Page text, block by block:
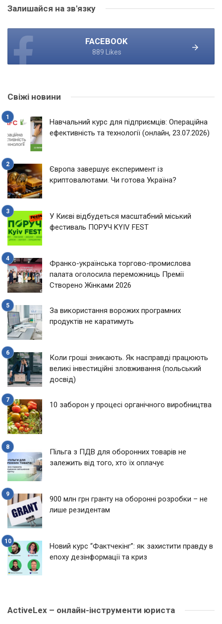
Залишайся на зв'язку
FACEBOOK
889 Likes
Свіжі новини
Навчальний курс для підприємців: Операційна
ефективність та технології (онлайн, 23.07.2026)
Європа завершує експеримент із
криптовалютами. Чи готова Україна?
У Києві відбудеться масштабний міський
фестиваль ПОРУЧ KYIV FEST
Франко-українська торгово-промислова
палата оголосила переможниць Премії
Створено Жінками 2026
За використання ворожих програмних
продуктів не каратимуть
Коли гроші зникають. Як насправді працюють
великі інвестиційні зловживання (польський
досвід)
10 заборон у процесі органічного виробництва
Пільга з ПДВ для оборонних товарів не
залежить від того, хто їх оплачує
900 млн грн гранту на оборонні розробки – не
лише резидентам
Новий курс “Фактчекінг”: як захистити правду в
епоху дезінформації та криз
ActiveLex – онлайн-інструменти юриста